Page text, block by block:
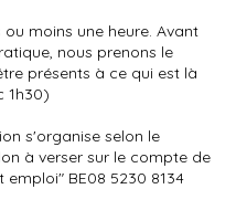
ou moins une heure. Avant
nous prenons le
présents à ce qui est là
1h30)
s'organise selon le
à verser sur le compte de
emploi" BE08 5230 8134